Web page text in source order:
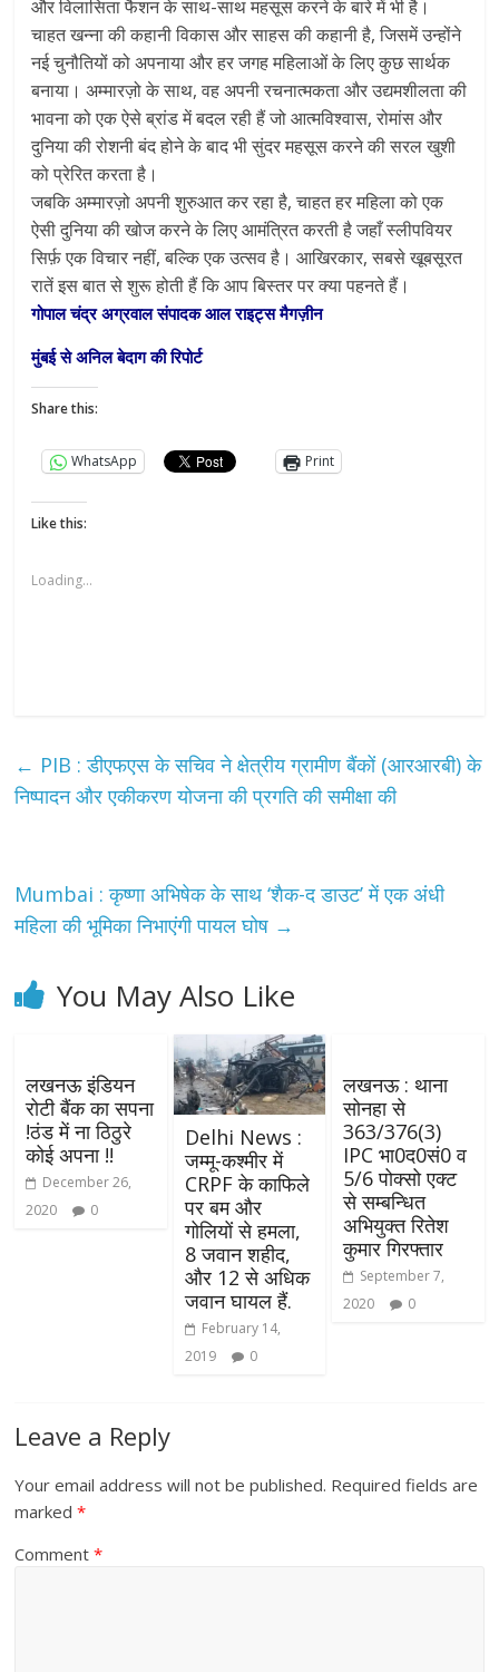
और विलासिता फैशन के साथ-साथ महसूस करने के बारे में भी है।
चाहत खन्ना की कहानी विकास और साहस की कहानी है, जिसमें उन्होंने
नई चुनौतियों को अपनाया और हर जगह महिलाओं के लिए कुछ सार्थक
बनाया। अम्मारज़ो के साथ, वह अपनी रचनात्मकता और उद्यमशीलता की
भावना को एक ऐसे ब्रांड में बदल रही हैं जो आत्मविश्वास, रोमांस और
दुनिया की रोशनी बंद होने के बाद भी सुंदर महसूस करने की सरल खुशी
को प्रेरित करता है।
जबकि अम्मारज़ो अपनी शुरुआत कर रहा है, चाहत हर महिला को एक
ऐसी दुनिया की खोज करने के लिए आमंत्रित करती है जहाँ स्लीपवियर
सिर्फ़ एक विचार नहीं, बल्कि एक उत्सव है। आखिरकार, सबसे खूबसूरत
रातें इस बात से शुरू होती हैं कि आप बिस्तर पर क्या पहनते हैं।
गोपाल चंद्र अग्रवाल संपादक आल राइट्स मैगज़ीन
मुंबई से अनिल बेदाग की रिपोर्ट
Share this:
WhatsApp Print
Like this:
Loading...
← PIB : डीएफएस के सचिव ने क्षेत्रीय ग्रामीण बैंकों (आरआरबी) के
निष्पादन और एकीकरण योजना की प्रगति की समीक्षा की
Mumbai : कृष्णा अभिषेक के साथ ‘शैक-द डाउट’ में एक अंधी
महिला की भूमिका निभाएंगी पायल घोष →
You May Also Like
लखनऊ इंडियन
रोटी बैंक का सपना
!ठंड में ना ठिठुरे
कोई अपना !!
December 26,
2020
0
Delhi News :
जम्मू-कश्मीर में
CRPF के काफिले
पर बम और
गोलियों से हमला,
8 जवान शहीद,
और 12 से अधिक
जवान घायल हैं.
February 14,
2019
0
लखनऊ : थाना
सोनहा से
363/376(3)
IPC भा0द0सं0 व
5/6 पोक्सो एक्ट
से सम्बन्धित
अभियुक्त रितेश
कुमार गिरफ्तार
September 7,
2020
0
Leave a Reply
Your email address will not be published. Required fields are
marked*
Comment*